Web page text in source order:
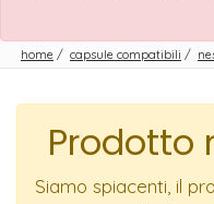
home / capsule compatibili /
Prodotto
Siamo spiacenti, il